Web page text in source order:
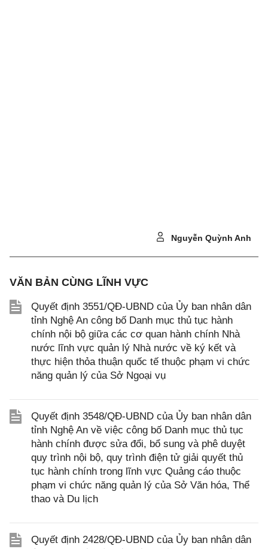
Nguyễn Quỳnh Anh
VĂN BẢN CÙNG LĨNH VỰC
Quyết định 3551/QĐ-UBND của Ủy ban nhân dân
tỉnh Nghệ An công bố Danh mục thủ tục hành
chính nội bộ giữa các cơ quan hành chính Nhà
nước lĩnh vực quản lý Nhà nước về ký kết và
thực hiện thỏa thuận quốc tế thuộc phạm vi chức
năng quản lý của Sở Ngoại vụ
Quyết định 3548/QĐ-UBND của Ủy ban nhân dân
tỉnh Nghệ An về việc công bố Danh mục thủ tục
hành chính được sửa đổi, bổ sung và phê duyệt
quy trình nội bộ, quy trình điện tử giải quyết thủ
tục hành chính trong lĩnh vực Quảng cáo thuộc
phạm vi chức năng quản lý của Sở Văn hóa, Thể
thao và Du lịch
Quyết định 2428/QĐ-UBND của Ủy ban nhân dân